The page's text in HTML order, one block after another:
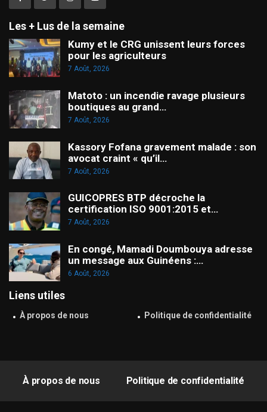
Les + Lus de la semaine
Kumy et le CRG unissent leurs forces
pour les agriculteurs
7 Août, 2026
Matoto : un incendie ravage plusieurs
boutiques au grand…
7 Août, 2026
Kassory Fofana gravement malade : son
avocat craint « qu’il…
7 Août, 2026
GUICOPRES BTP décroche la
certification ISO 9001:2015 et…
7 Août, 2026
En congé, Mamadi Doumbouya adresse
un message aux Guinéens :…
6 Août, 2026
Liens utiles
À propos de nous Politique de confidentialité
À propos de nous Politique de confidentialité